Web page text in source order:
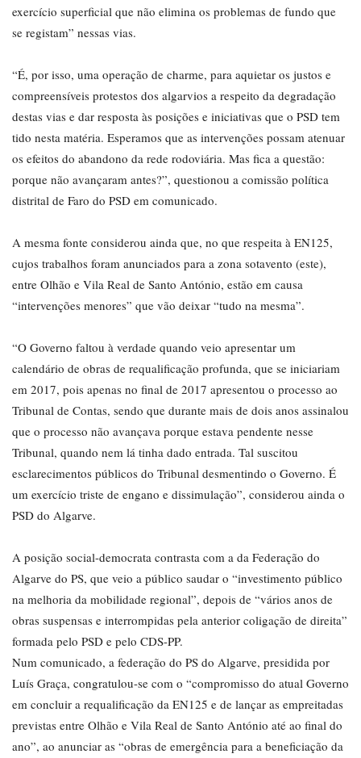
exercício superficial que não elimina os problemas de fundo que
se registam” nessas vias.
“É, por isso, uma operação de charme, para aquietar os justos e
compreensíveis protestos dos algarvios a respeito da degradação
destas vias e dar resposta às posições e iniciativas que o PSD tem
tido nesta matéria. Esperamos que as intervenções possam atenuar
os efeitos do abandono da rede rodoviária. Mas fica a questão:
porque não avançaram antes?”, questionou a comissão política
distrital de Faro do PSD em comunicado.
A mesma fonte considerou ainda que, no que respeita à EN125,
cujos trabalhos foram anunciados para a zona sotavento (este),
entre Olhão e Vila Real de Santo António, estão em causa
“intervenções menores” que vão deixar “tudo na mesma”.
“O Governo faltou à verdade quando veio apresentar um
calendário de obras de requalificação profunda, que se iniciariam
em 2017, pois apenas no final de 2017 apresentou o processo ao
Tribunal de Contas, sendo que durante mais de dois anos assinalou
que o processo não avançava porque estava pendente nesse
Tribunal, quando nem lá tinha dado entrada. Tal suscitou
esclarecimentos públicos do Tribunal desmentindo o Governo. É
um exercício triste de engano e dissimulação”, considerou ainda o
PSD do Algarve.
A posição social-democrata contrasta com a da Federação do
Algarve do PS, que veio a público saudar o “investimento público
na melhoria da mobilidade regional”, depois de “vários anos de
obras suspensas e interrompidas pela anterior coligação de direita”
formada pelo PSD e pelo CDS-PP.
Num comunicado, a federação do PS do Algarve, presidida por
Luís Graça, congratulou-se com o “compromisso do atual Governo
em concluir a requalificação da EN125 e de lançar as empreitadas
previstas entre Olhão e Vila Real de Santo António até ao final do
ano”, ao anunciar as “obras de emergência para a beneficiação da